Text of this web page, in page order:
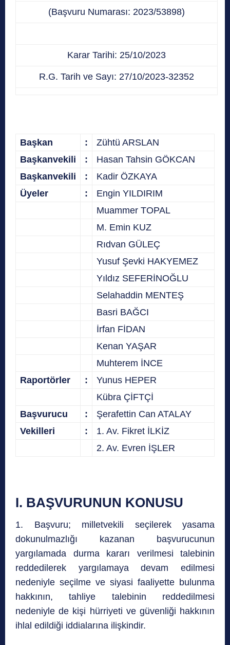
(Başvuru Numarası: 2023/53898)
Karar Tarihi: 25/10/2023
R.G. Tarih ve Sayı: 27/10/2023-32352
Başkan :
Zühtü ARSLAN
Başkanvekili
:
Hasan Tahsin GÖKCAN
Başkanvekili
:
Kadir ÖZKAYA
Üyeler
:
Engin YILDIRIM
Muammer TOPAL
M. Emin KUZ
Rıdvan GÜLEÇ
Yusuf Şevki HAKYEMEZ
Yıldız SEFERİNOĞLU
Selahaddin MENTEŞ
Basri BAĞCI
İrfan FİDAN
Kenan YAŞAR
Muhterem İNCE
Raportörler
:
Yunus HEPER
Kübra ÇİFTÇİ
Başvurucu
:
Şerafettin Can ATALAY
Vekilleri
:
1. Av. Fikret İLKİZ
2. Av. Evren İŞLER
I. BAŞVURUNUN KONUSU
1. Başvuru; milletvekili seçilerek yasama
dokunulmazlığı kazanan başvurucunun
yargılamada durma kararı verilmesi talebinin
reddedilerek yargılamaya devam edilmesi
nedeniyle seçilme ve siyasi faaliyette bulunma
hakkının, tahliye talebinin reddedilmesi
nedeniyle de kişi hürriyeti ve güvenliği hakkının
ihlal edildiği iddialarına ilişkindir.